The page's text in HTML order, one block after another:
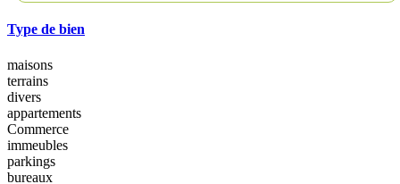
Type de bien
maisons
terrains
divers
appartements
Commerce
immeubles
parkings
bureaux